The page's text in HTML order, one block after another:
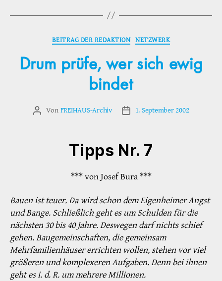
Kategorien
BEITRAG DER REDAKTION NETZWERK
Drum prüfe, wer sich ewig
bindet
Beitragsautor
Von FREIHAUS-Archiv Veröffentlichungsdatum
1. September 2002
Tipps Nr. 7
*** von Josef Bura ***
Bauen ist teuer. Da wird schon dem Eigenheimer Angst
und Bange. Schließlich geht es um Schulden für die
nächsten 30 bis 40 Jahre. Deswegen darf nichts schief
gehen. Baugemeinschaften, die gemeinsam
Mehrfamilienhäuser errichten wollen, stehen vor viel
größeren und komplexeren Aufgaben. Denn bei ihnen
geht es i. d. R. um mehrere Millionen.